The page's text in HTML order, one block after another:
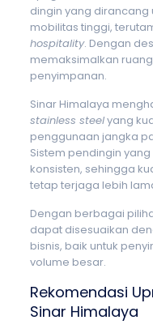
dingin yang dirancang
mobilitas tinggi,
hospitality. Dengan
memaksimalkan
penyimpanan.
Sinar Himalaya
stainless steelyang
penggunaan jangka
Sistem pendingin
konsisten, sehingga
tetap terjaga lebih
Dengan berbagai
dapat disesuaikan
bisnis, baik untuk
volume besar.
Rekomendasi
Sinar Himalaya